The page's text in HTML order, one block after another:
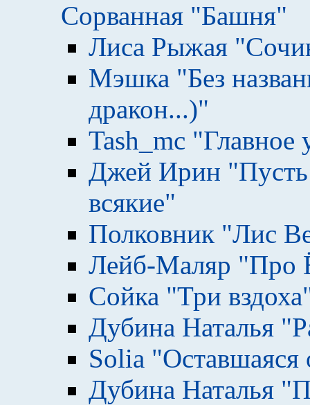
Сорванная "Башня"
Лиса Рыжая
Мэшка "Без
дракон...)"
Tash_mc "Главное
Джей Ирин "Пусть
всякие"
Полковник "Лис
Лейб-Маляр "Про
Сойка "Три
Дубина Наталья
Solia "Оставшаяся
Дубина Наталья